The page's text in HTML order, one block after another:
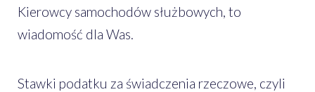
Kierowcy samochodów służbowych, to
wiadomość dla Was.
Stawki podatku za świadczenia rzeczowe, czyli